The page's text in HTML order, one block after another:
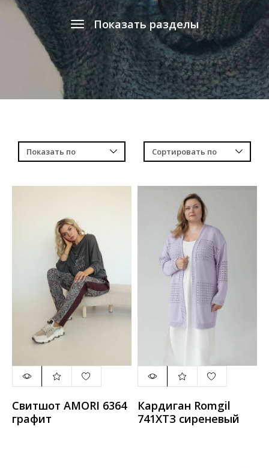
Показать разделы
Свитшот AMORI 6364
графит
Кардиган Romgil
741ХТЗ сиреневый